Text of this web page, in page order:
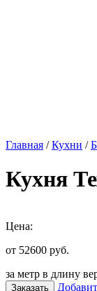
Главная /Кухни /
Кухня
Цена:
от 52600 руб.
за метр в длину
Заказать